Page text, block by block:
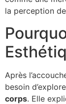
la perception
Après
besoin
corps. Elle